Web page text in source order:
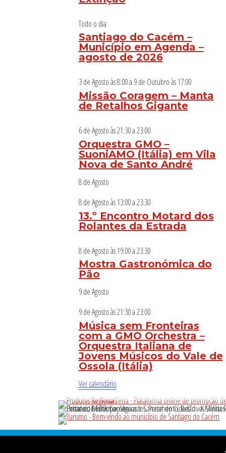
Todo o dia
Santiago do Cacém –
Município em Agenda –
agosto de 2026
3 de Agosto às 8:00a 9 de Outubro às 17:00
Missão Coragem – Manta
de Retalhos Gigante
6 de Agosto às 21:30a23:00
Orquestra GMO –
SuoniAMO (Itália) em Vila
Nova de Santo André
8 de Agosto
8 de Agosto às 13:00a23:30
13.º Encontro Motard dos
Rolantes da Estrada
8 de Agosto às 19:00a23:30
Mostra Gastronómica do
Pão
9 de Agosto
9 de Agosto às 21:30a23:00
Música sem Fronteiras
com a GMO Orchestra –
Orquestra Italiana de
Jovens Músicos do Vale de
Ossola (Itália)
Ver calendário
Footer